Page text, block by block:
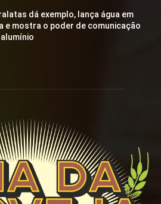
dá exemplo, lança água em
e mostra o poder de comunicação